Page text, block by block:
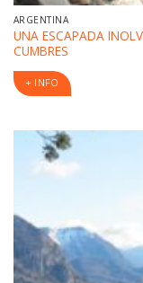
ARGENTINA
UNA ESCAPADA
CUMBRES
+ INFO